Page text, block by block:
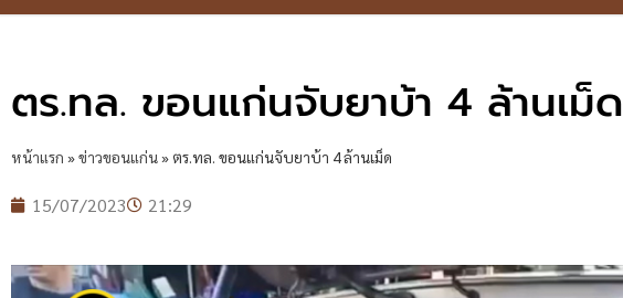
ตร.ทล. ขอนแก่นจับยาบ้า 4 ล้านเม็ด
หน้าแรก »ข่าวขอนแก่น»ตร.ทล. ขอนแก่นจับยาบ้า 4 ล้านเม็ด
15/07/2023 21:29